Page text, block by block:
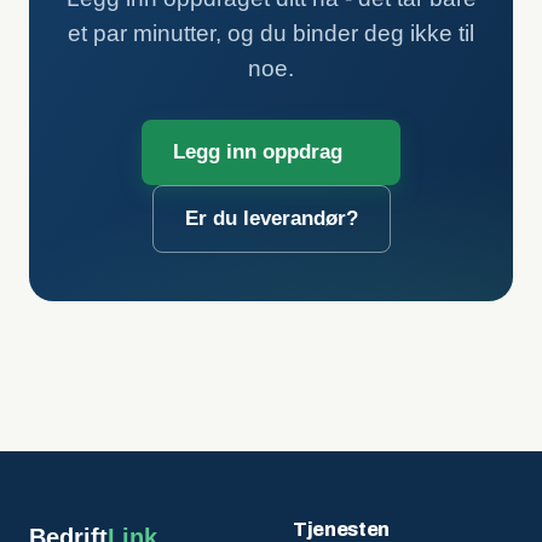
et par minutter, og du binder deg ikke til
noe.
Legg inn oppdrag
Er du leverandør?
Tjenesten